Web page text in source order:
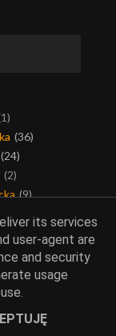
(36)
(24)
(2)
(9)
(4)
(4)
(1)
its services
user-agent are
and security
usage